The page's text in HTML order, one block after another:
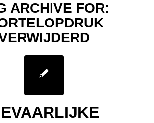
ARCHIVE FOR: